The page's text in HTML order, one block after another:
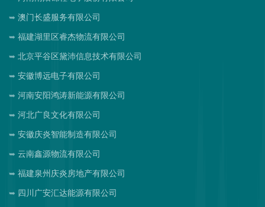
澳门长盛服务有限公司
福建湖里区睿杰物流有限公司
北京平谷区黛沛信息技术有限公司
安徽博远电子有限公司
河南安阳鸿涛新能源有限公司
河北广良文化有限公司
安徽庆炎智能制造有限公司
云南鑫源物流有限公司
福建泉州庆炎房地产有限公司
四川广安汇达能源有限公司